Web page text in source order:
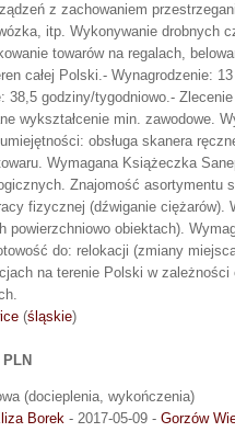
z zachowaniem
itp. Wykonywanie drobnych
towarów na regalach,
całej Polski.- Wynagrodzenie:
godziny/tygodniowo.-
wykształcenie min. zawodowe.
obsługa skanera
Wymagana Książeczka
Znajomość asortymentu
fizycznej (dźwiganie ciężarów).
powierzchniowo obiektach).
do: relokacji (zmiany
na terenie Polski w zależności
(śląskie)
(docieplenia, wykończenia)
Borek - 2017-05-09 - Gorzów